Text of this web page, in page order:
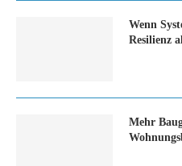
Wenn
Resilienz
Mehr